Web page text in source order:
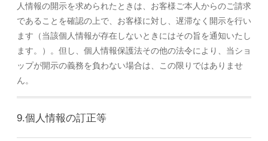
人情報の開示を求められたときは、お客様ご本人からのご請求
であることを確認の上で、お客様に対し、遅滞なく開示を行い
ます（当該個人情報が存在しないときにはその旨を通知いたし
ます。）。但し、個人情報保護法その他の法令により、当ショ
ップが開示の義務を負わない場合は、この限りではありませ
ん。
9.個人情報の訂正等